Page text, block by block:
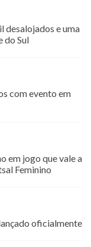
desalojados e uma
do Sul
com evento em
em jogo que vale a
Feminino
oficialmente